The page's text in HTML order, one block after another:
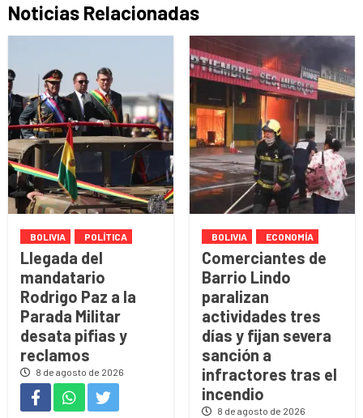
Noticias Relacionadas
BOLIVIA POLÍTICA
Llegada del
mandatario
Rodrigo Paz a la
Parada Militar
desata pifias y
reclamos
8 de agosto de 2026
BOLIVIA ECONOMÍA
Comerciantes de
Barrio Lindo
paralizan
actividades tres
días y fijan severa
sanción a
infractores tras el
incendio
8 de agosto de 2026